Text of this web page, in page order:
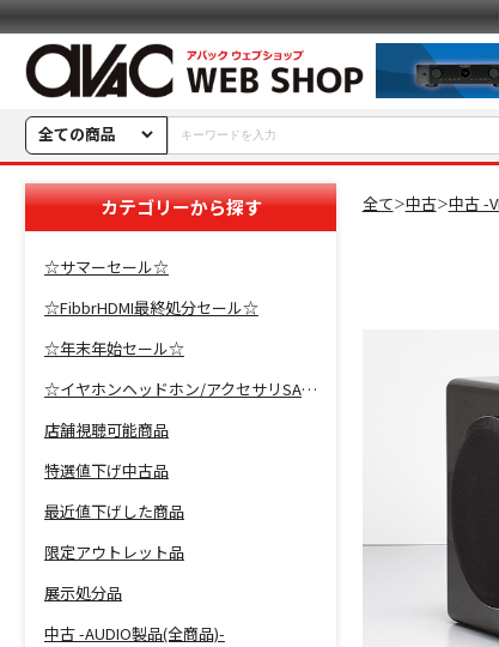
全ての商品
カテゴリーから探す
☆サマーセール☆
☆FibbrHDMI最終処分セール☆
☆年末年始セール☆
☆イヤホンヘッドホン/アクセサリSALE☆
店舗視聴可能商品
特選値下げ中古品
最近値下げした商品
限定アウトレット品
展示処分品
中古 -AUDIO製品(全商品)-
全て＞中古＞中古 -